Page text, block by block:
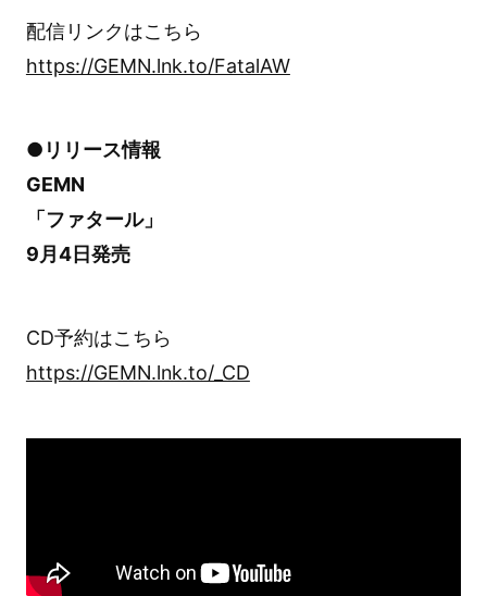
配信リンクはこちら
https://GEMN.lnk.to/FatalAW
●リリース情報
GEMN
「ファタール」
9月4日発売
CD予約はこちら
https://GEMN.lnk.to/_CD